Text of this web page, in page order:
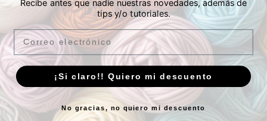
Tienda física
P.º de los Artilleros, 21 Posterior, Local 1,
Recibe antes que nadie nuestras novedades, además de
tips y/o tutoriales.
Email
¡Si claro!! Quiero mi descuento
No gracias, no quiero mi descuento